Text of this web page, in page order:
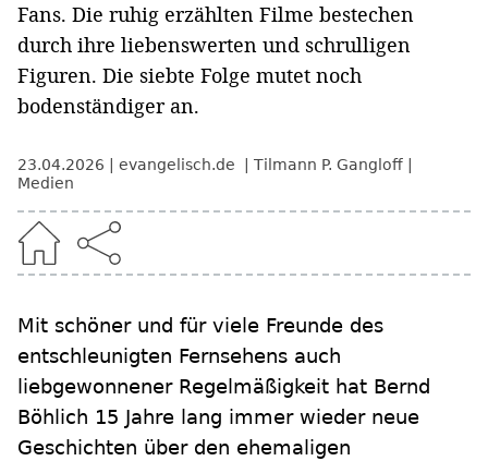
Fans. Die ruhig erzählten Filme bestechen
durch ihre liebenswerten und schrulligen
Figuren. Die siebte Folge mutet noch
bodenständiger an.
23.04.2026 evangelisch.de
Tilmann P. Gangloff
Medien
Mit schöner und für viele Freunde des
entschleunigten Fernsehens auch
liebgewonnener Regelmäßigkeit hat Bernd
Böhlich 15 Jahre lang immer wieder neue
Geschichten über den ehemaligen